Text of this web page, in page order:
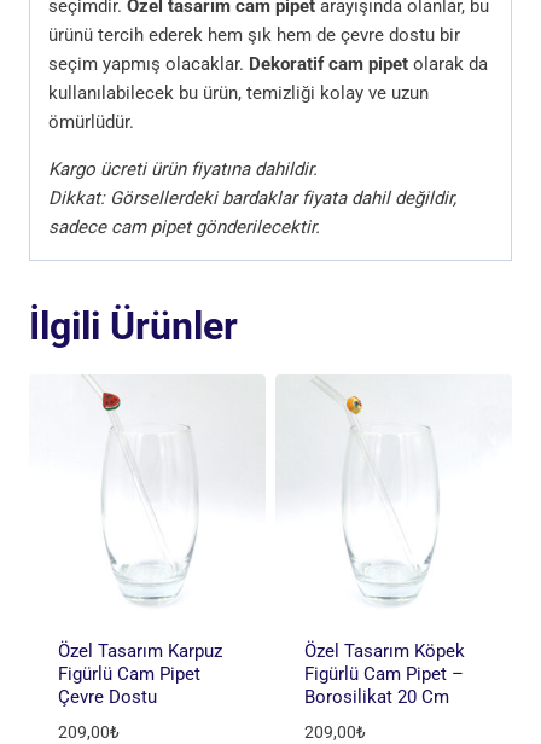
seçimdir. Özel tasarım cam pipet arayışında olanlar, bu
ürünü tercih ederek hem şık hem de çevre dostu bir
seçim yapmış olacaklar. Dekoratif cam pipet olarak da
kullanılabilecek bu ürün, temizliği kolay ve uzun
ömürlüdür.
Kargo ücreti ürün fiyatına dahildir.
Dikkat: Görsellerdeki bardaklar fiyata dahil değildir,
sadece cam pipet gönderilecektir.
İlgili Ürünler
Özel Tasarım Karpuz
Figürlü Cam Pipet
Çevre Dostu
209,00₺
Özel Tasarım Köpek
Figürlü Cam Pipet –
Borosilikat 20 Cm
209,00₺